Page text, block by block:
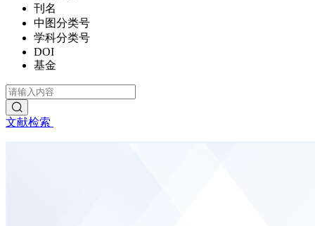
刊名
中图分类号
学科分类号
DOI
基金
文献检索